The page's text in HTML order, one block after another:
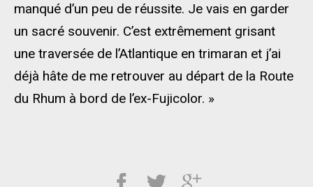
manqué d’un peu de réussite. Je vais en garder
un sacré souvenir. C’est extrêmement grisant
une traversée de l’Atlantique en trimaran et j’ai
déjà hâte de me retrouver au départ de la Route
du Rhum à bord de l’ex-Fujicolor. »